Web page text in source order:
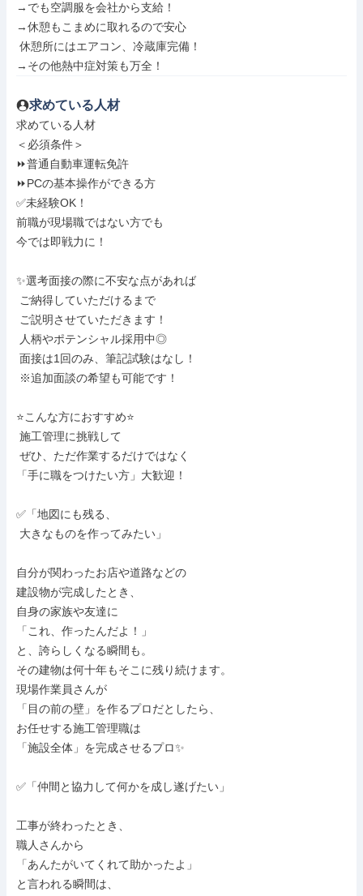
→でも空調服を会社から支給！
→休憩もこまめに取れるので安心
→その他熱中症対策も万全！
求めている人材
求めている人材
＜必須条件＞
⏩普通自動車運転免許
⏩PCの基本操作ができる方
✅未経験OK！
前職が現場職ではない方でも
今では即戦力に！
✨選考面接の際に不安な点があれば
⭐こんな方におすすめ⭐
「手に職をつけたい方」大歓迎！
✅「地図にも残る、
自分が関わったお店や道路などの
建設物が完成したとき、
自身の家族や友達に
「これ、作ったんだよ！」
と、誇らしくなる瞬間も。
その建物は何十年もそこに残り続けます。
現場作業員さんが
「目の前の壁」を作るプロだとしたら、
お任せする施工管理職は
「施設全体」を完成させるプロ✨
✅「仲間と協力して何かを成し遂げたい」
工事が終わったとき、
職人さんから
「あんたがいてくれて助かったよ」
と言われる瞬間は、